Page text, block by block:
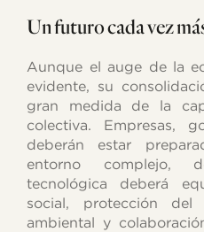
Un futuro cada vez
Aunque el auge de la
evidente, su
gran medida de la
colectiva. Empresas,
deberán estar
entorno complejo,
tecnológica deberá
social, protección del
ambiental y